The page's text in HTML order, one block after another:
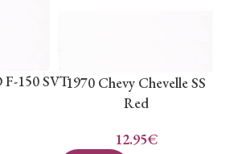
F-150 SVT1970 Chevy Chevelle SS
Red
12.95€